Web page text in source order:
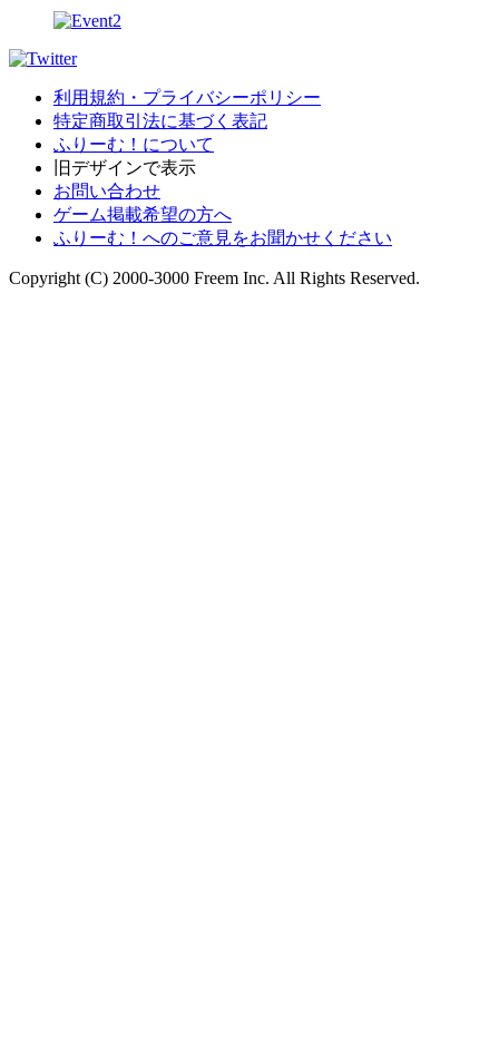
利用規約・プライバシーポリシー
特定商取引法に基づく表記
ふりーむ！について
旧デザインで表示
お問い合わせ
ゲーム掲載希望の方へ
ふりーむ！へのご意見をお聞かせください
Copyright (C) 2000-3000 Freem Inc. All Rights Reserved.